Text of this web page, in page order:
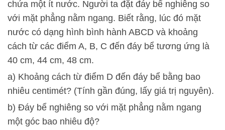
chứa một ít nước. Người ta đặt đáy bể nghiêng so
với mặt phẳng nằm ngang. Biết rằng, lúc đó mặt
nước có dạng hình bình hành ABCD và khoảng
cách từ các điểm A, B, C đến đáy bể tương ứng là
40 cm, 44 cm, 48 cm.
a) Khoảng cách từ điểm D đến đáy bể bằng bao
nhiêu centimét? (Tính gần đúng, lấy giá trị nguyên).
b) Đáy bể nghiêng so với mặt phẳng nằm ngang
một góc bao nhiêu độ?